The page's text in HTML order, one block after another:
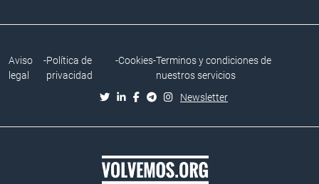
Aviso
legal
-Política de
privacidad
-Cookies-Terminos y condiciones de
nuestros servicios
Newsletter